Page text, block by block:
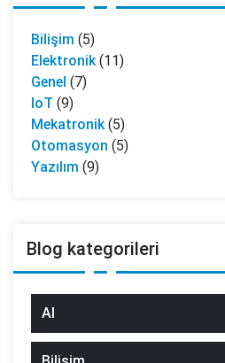
Bilişim (5)
Elektronik (11)
Genel (7)
IoT (9)
Mekatronik (5)
Otomasyon (5)
Yazılım (9)
Blog kategorileri
AI